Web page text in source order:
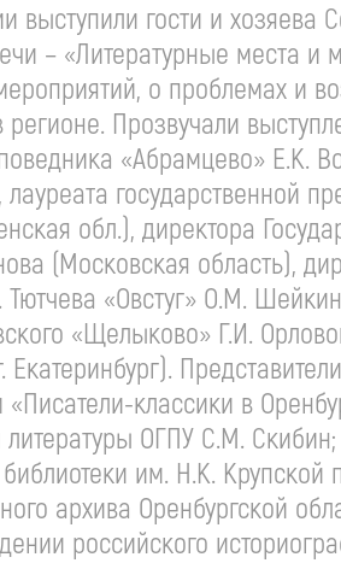
выступили гости и
– «Литературные места и
о проблемах и
Прозвучали
«Абрамцево» Е.К.
государственной
обл.), директора
(Московская область),
«Овстуг» О.М.
«Щелыково» Г.И.
Екатеринбург).
классики в
ОГПУ С.М.
им. Н.К.
архива Оренбургской
российского